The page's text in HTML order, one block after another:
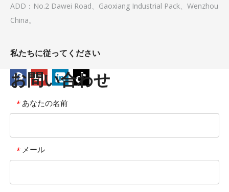
ADD：No.2 Dawei Road、Gaoxiang Industrial Pack、Wenzhou
China。
私たちに従ってください
お問い合わせ
* あなたの名前
* メール